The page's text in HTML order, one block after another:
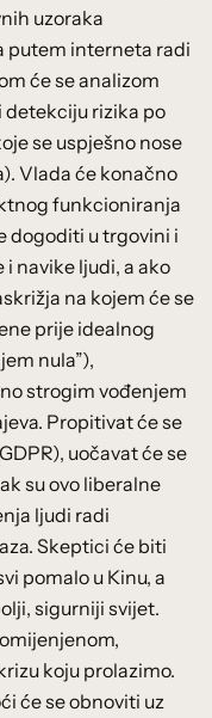
uzoraka
putem interneta radi
će se analizom
rizika po
se uspješno nose
Vlada će konačno
funkcioniranja
dogoditi u trgovini i
navike ljudi, a ako
na kojem će se
prije idealnog
nula”),
strogim vođenjem
Propitivat će se
uočavat će se
su ovo liberalne
ljudi radi
Skeptici će biti
pomalo u Kinu, a
sigurniji svijet.
koju prolazimo.
će se obnoviti uz